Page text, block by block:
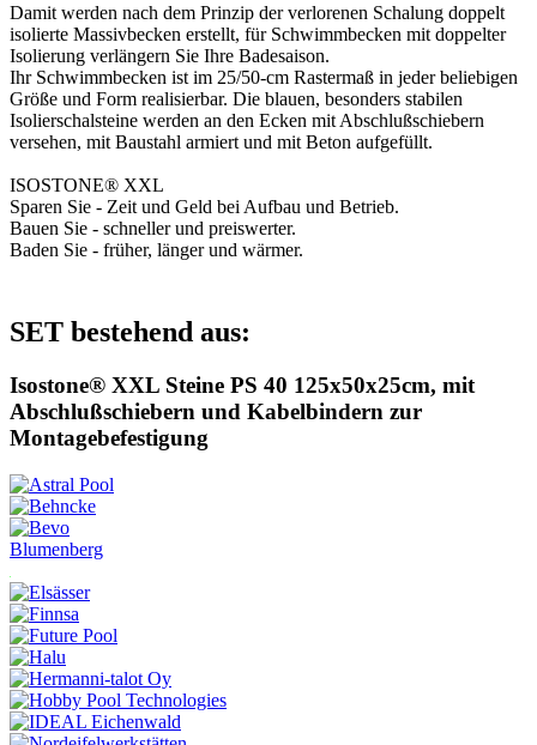
Damit werden nach dem Prinzip der verlorenen Schalung doppelt
isolierte Massivbecken erstellt, für Schwimmbecken mit doppelter
Isolierung verlängern Sie Ihre Badesaison.
Ihr Schwimmbecken ist im 25/50-cm Rastermaß in jeder beliebigen
Größe und Form realisierbar. Die blauen, besonders stabilen
Isolierschalsteine werden an den Ecken mit Abschlußschiebern
versehen, mit Baustahl armiert und mit Beton aufgefüllt.
ISOSTONE® XXL
Sparen Sie - Zeit und Geld bei Aufbau und Betrieb.
Bauen Sie - schneller und preiswerter.
Baden Sie - früher, länger und wärmer.
SET bestehend aus:
Isostone® XXL Steine PS 40 125x50x25cm, mit
Abschlußschiebern und Kabelbindern zur
Montagebefestigung
Blumenberg